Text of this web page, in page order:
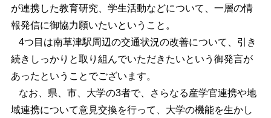
が連携した教育研究、学生活動などについて、一層の情
報発信に御協力願いたいということ。
4つ目は南草津駅周辺の交通状況の改善について、引き
続きしっかりと取り組んでいただきたいという御発言が
あったということでございます。
なお、県、市、大学の3者で、さらなる産学官連携や地
域連携について意見交換を行って、大学の機能を生かし